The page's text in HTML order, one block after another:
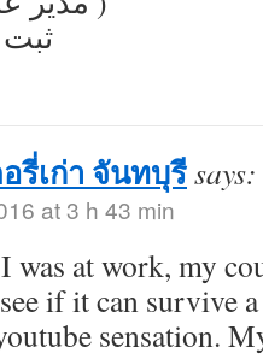
รี่เก่า จันทบุรีsays:
at 3 h 43 min
was at work, my
if it can survive
sensation.